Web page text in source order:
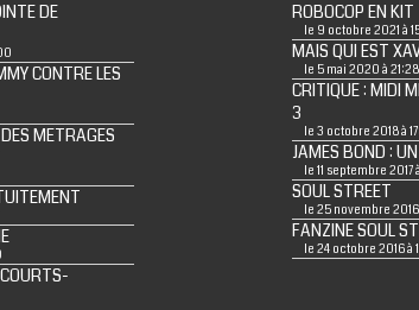
DE
CONTRE LES
METRAGES
ROBOCOP EN KIT
le 9 octobre 2021 à
MAIS QUI EST
le 5 mai 2020 à
CRITIQUE : MIDI
3
le 3 octobre 2018 à
JAMES BOND :
le 11 septembre 2017
SOUL STREET
le 25 novembre
FANZINE SOUL
le 24 octobre 2016 à